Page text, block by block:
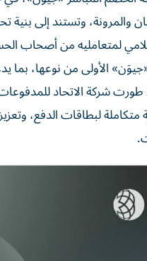
وتستند إلى بنية
لمتعامليه من أصحاب
الأولى من نوعها، بما
طورت شركة الاتحاد
لبطاقات الدفع،